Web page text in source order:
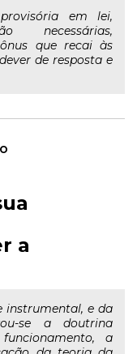
em lei,
necessárias,
que recai às
de resposta e
a
instrumental, e da
se a doutrina
a